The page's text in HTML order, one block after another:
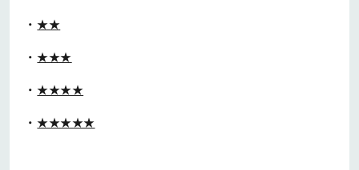
★★
★★★
★★★★
★★★★★